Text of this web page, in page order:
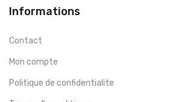
Informations
Contact
Mon compte
Politique de confidentialite